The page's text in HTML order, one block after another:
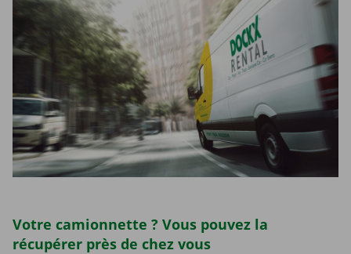
Votre camionnette ? Vous pouvez la
récupérer près de chez vous